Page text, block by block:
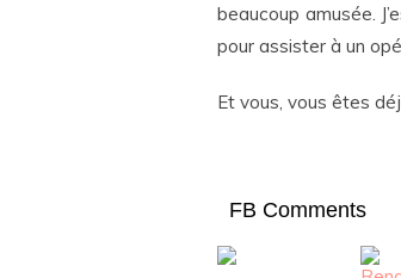
beaucoup amusée.
pour assister à un
Et vous, vous êtes
FB Comments